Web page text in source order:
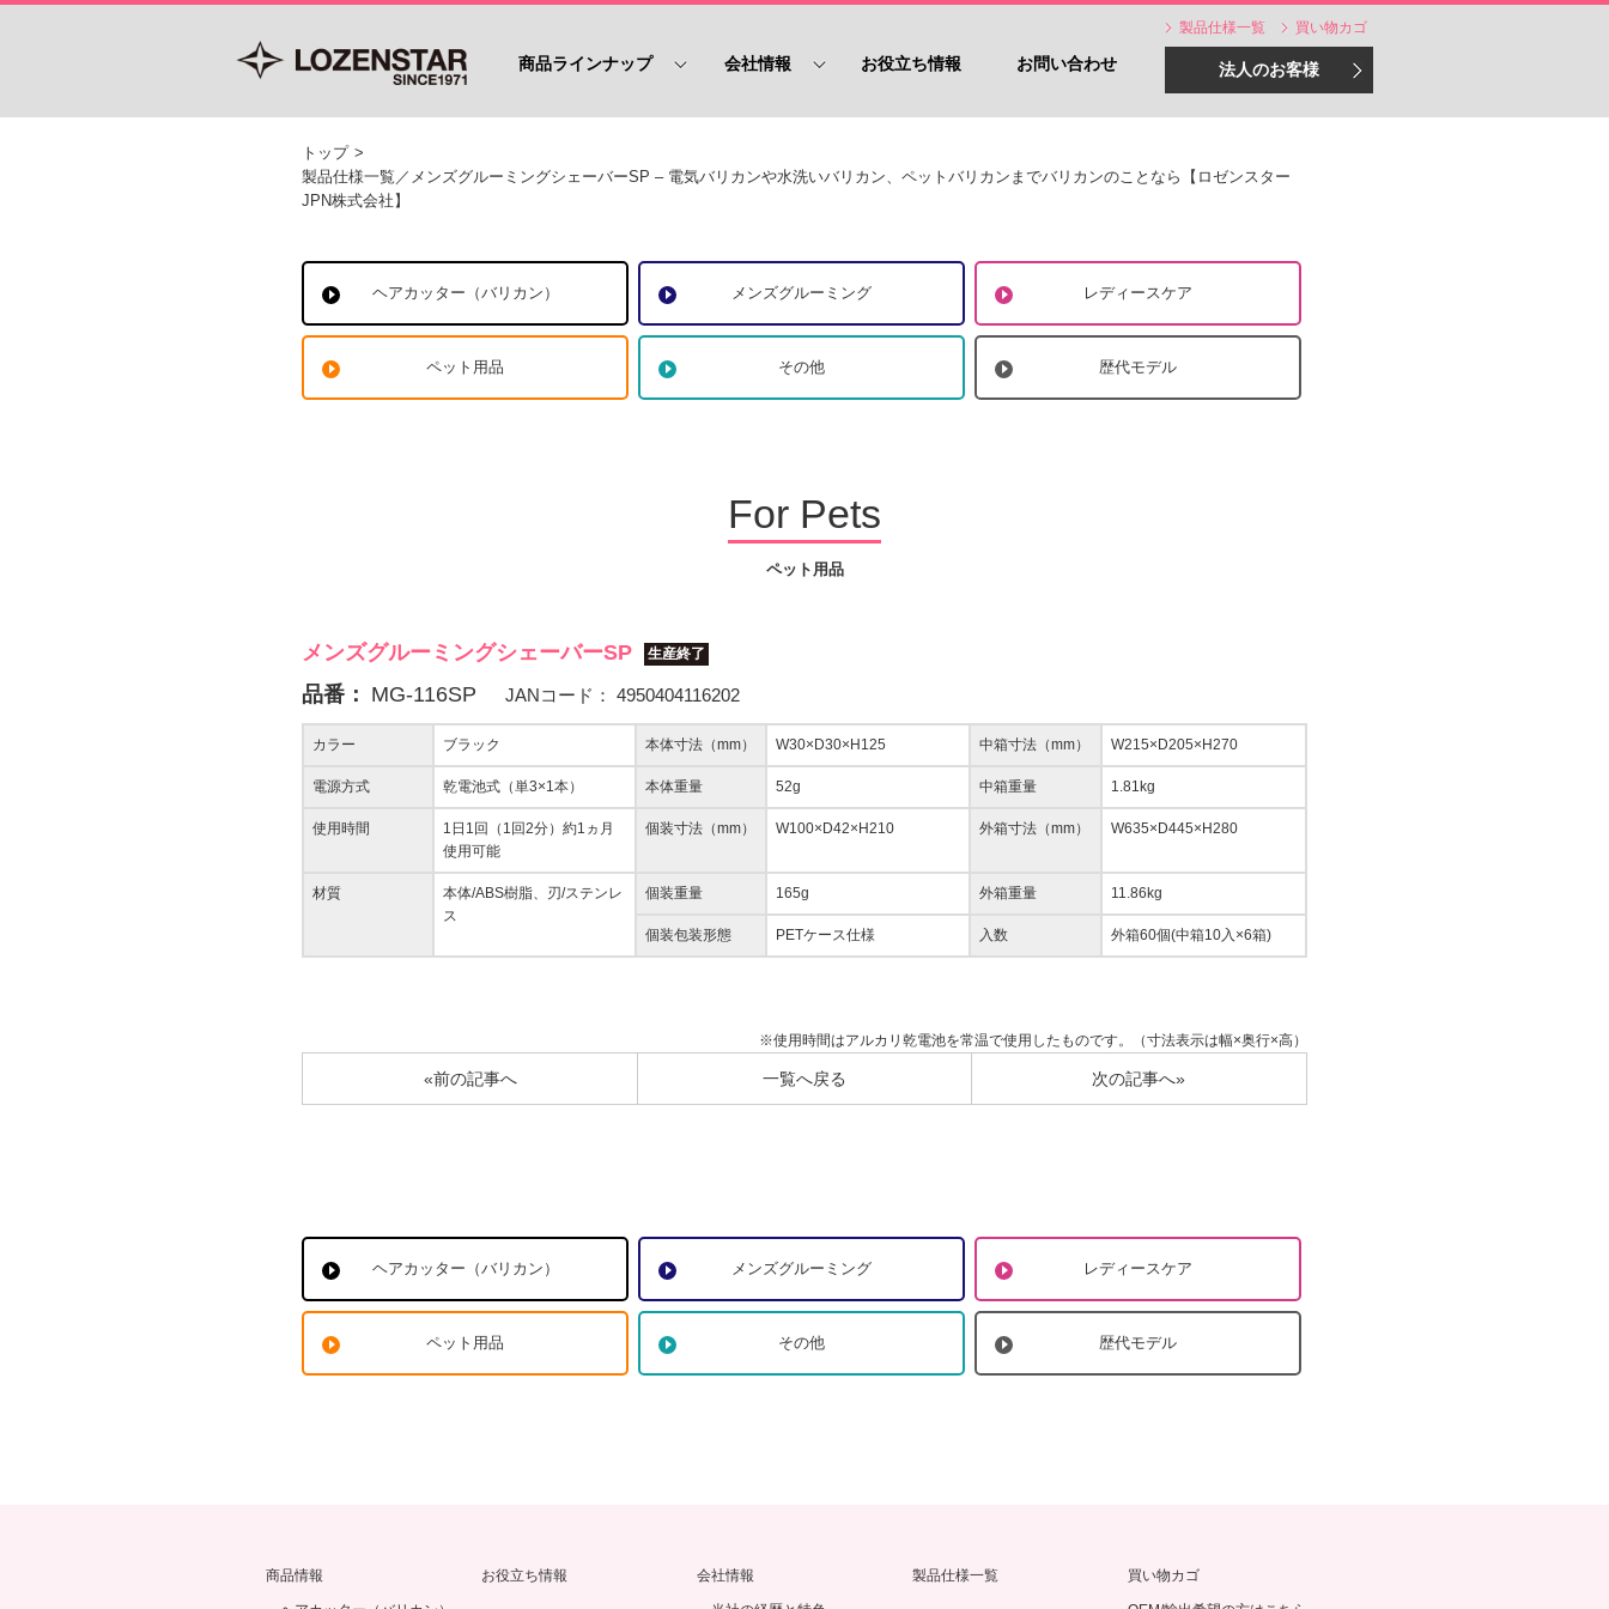
製品仕様一覧 買い物カゴ
商品ラインナップ 会社情報 お役立ち情報 お問い合わせ 法人のお客様
トップ >
製品仕様一覧／メンズグルーミングシェーバーSP – 電気バリカンや水洗いバリカン、ペットバリカンまでバリカンのことなら【ロゼンスター
JPN株式会社】
ヘアカッター（バリカン） メンズグルーミング レディースケア
ペット用品 その他 歴代モデル
For Pets
ペット用品
メンズグルーミングシェーバーSP 生産終了
品番： MG-116SP JANコード： 4950404116202
カラー ブラック 本体寸法（mm） W30×D30×H125 中箱寸法（mm） W215×D205×H270
電源方式 乾電池式（単3×1本） 本体重量 52g 中箱重量 1.81kg
使用時間
1日1回（1回2分）約1ヵ月
使用可能
個装寸法（mm） W100×D42×H210 外箱寸法（mm） W635×D445×H280
材質
本体/ABS樹脂、刃/ステンレ
ス
個装重量 165g 外箱重量 11.86kg
個装包装形態 PETケース仕様 入数 外箱60個(中箱10入×6箱)
※使用時間はアルカリ乾電池を常温で使用したものです。（寸法表示は幅×奥行×高）
«前の記事へ 次の記事へ»
一覧へ戻る
ヘアカッター（バリカン） メンズグルーミング レディースケア
ペット用品 その他 歴代モデル
商品情報 お役立ち情報 会社情報 製品仕様一覧 買い物カゴ